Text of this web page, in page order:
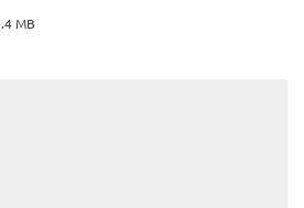
MB